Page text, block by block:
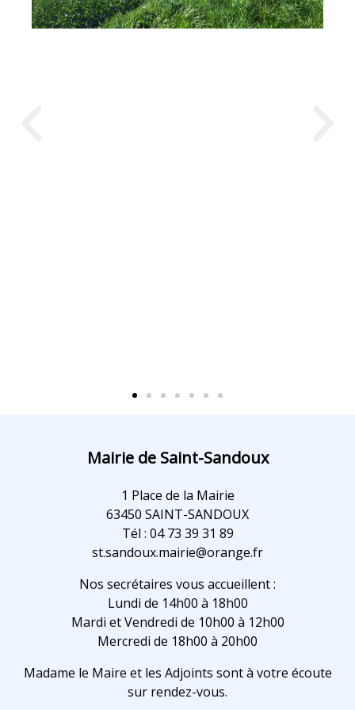
Mairie de Saint-Sandoux
1 Place de la Mairie
63450 SAINT-SANDOUX
Tél : 04 73 39 31 89
st.sandoux.mairie@orange.fr
Nos secrétaires vous accueillent :
Lundi de 14h00 à 18h00
Mardi et Vendredi de 10h00 à 12h00
Mercredi de 18h00 à 20h00
Madame le Maire et les Adjoints sont à votre écoute
sur rendez-vous.